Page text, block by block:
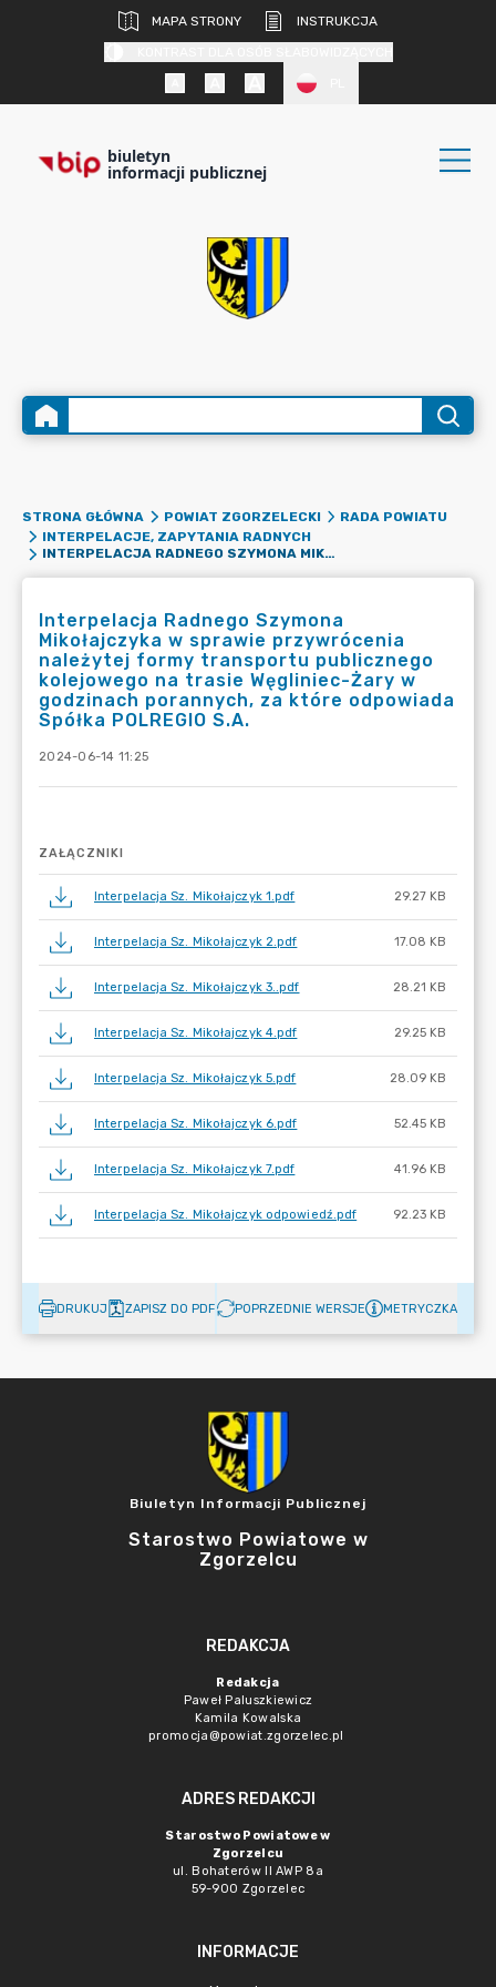
MAPA STRONY
INSTRUKCJA
biuletyn
informacji publicznej
STRONA GŁÓWNA POWIAT ZGORZELECKI
RADA POWIATU
INTERPELACJE, ZAPYTANIA RADNYCH
INTERPELACJA RADNEGO SZYMONA MIKOŁAJCZYKA W SPRAWIE PRZYWRÓCENIA NALEŻYTEJ FORMY TRANSPORTU PUBLICZNEGO KOLEJOWEGO NA TRASIE WĘGLINIEC-ŻARY W GODZINACH PORANNYCH, ZA KTÓRE ODPOWIADA SPÓŁKA POLREGIO S.A.
Interpelacja Radnego Szymona
Mikołajczyka w sprawie przywrócenia
należytej formy transportu publicznego
kolejowego na trasie Węgliniec-Żary w
godzinach porannych, za które odpowiada
Spółka POLREGIO S.A.
2024-06-14 11:25
ZAŁĄCZNIKI
Interpelacja Sz. Mikołajczyk 1.pdf 29.27 KB
Interpelacja Sz. Mikołajczyk 2.pdf 17.08 KB
Interpelacja Sz. Mikołajczyk 3..pdf 28.21 KB
Interpelacja Sz. Mikołajczyk 4.pdf 29.25 KB
Interpelacja Sz. Mikołajczyk 5.pdf 28.09 KB
Interpelacja Sz. Mikołajczyk 6.pdf 52.45 KB
Interpelacja Sz. Mikołajczyk 7.pdf 41.96 KB
Interpelacja Sz. Mikołajczyk odpowiedź.pdf 92.23 KB
DRUKUJ ZAPISZ DO PDF POPRZEDNIE WERSJE METRYCZKA
Biuletyn Informacji Publicznej
Starostwo Powiatowe w
Zgorzelcu
REDAKCJA
Redakcja
Paweł Paluszkiewicz
Kamila Kowalska
promocja@powiat.zgorzelec.pl
ADRES REDAKCJI
Starostwo Powiatowe w
Zgorzelcu
ul. Bohaterów II AWP 8a
59-900 Zgorzelec
INFORMACJE